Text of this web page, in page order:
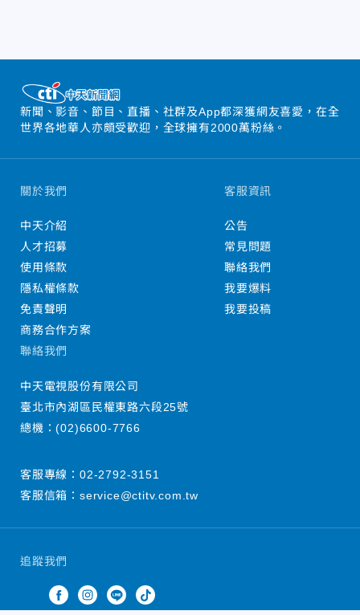
新聞、影音、節目、直播、社群及App都深獲網友喜愛，在全
世界各地華人亦頗受歡迎，全球擁有2000萬粉絲。
追蹤我們
關於我們
中天介紹
人才招募
使用條款
隱私權條款
免責聲明
商務合作方案
客服資訊
公告
常見問題
聯絡我們
我要爆料
我要投稿
聯絡我們
中天電視股份有限公司
臺北市內湖區民權東路六段25號
總機：(02)6600-7766
客服專線： 02-2792-3151
客服信箱： service@ctitv.com.tw